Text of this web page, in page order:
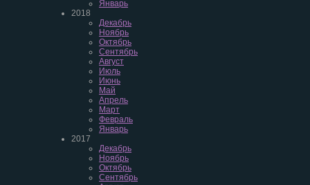
Январь
2018
Декабрь
Ноябрь
Октябрь
Сентябрь
Август
Июль
Июнь
Май
Апрель
Март
Февраль
Январь
2017
Декабрь
Ноябрь
Октябрь
Сентябрь